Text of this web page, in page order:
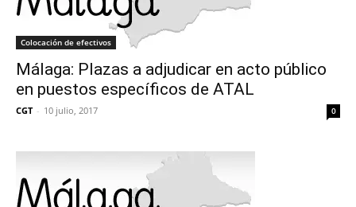
Colocación de efectivos
Málaga: Plazas a adjudicar en acto público
en puestos específicos de ATAL
CGT - 10 julio, 2017 0